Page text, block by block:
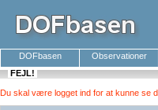
DOFbasen Observationer
FEJL!
Du skal være logget ind for at kunne se